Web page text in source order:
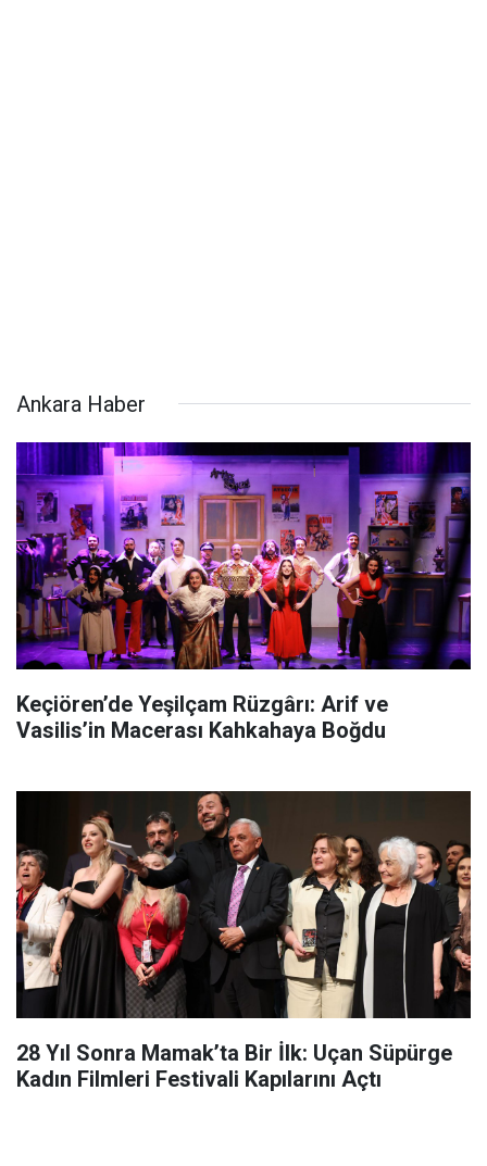
Ankara Haber
Keçiören’de Yeşilçam Rüzgârı: Arif ve
Vasilis’in Macerası Kahkahaya Boğdu
28 Yıl Sonra Mamak’ta Bir İlk: Uçan Süpürge
Kadın Filmleri Festivali Kapılarını Açtı